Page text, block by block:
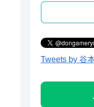
Tweets by 谷